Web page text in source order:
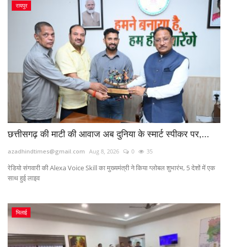
रायपुर
छत्तीसगढ़ की माटी की आवाज अब दुनिया के स्मार्ट स्पीकर पर,...
azadhindtimes@gmail.com Aug 8, 2026 0 35
रेडियो संगवारी की Alexa Voice Skill का मुख्यमंत्री ने किया ग्लोबल शुभारंभ, 5 देशों में एक
साथ हुई लाइव
भिलाई